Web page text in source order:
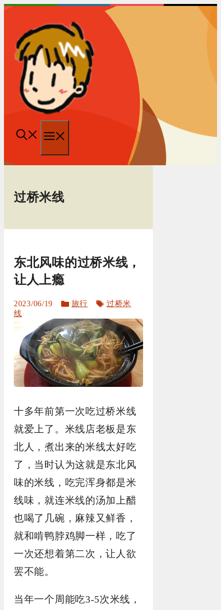
跳
单
过桥米线
东北风味的过桥米线，
让人上瘾
2023/06/19
分
旅行
标
过桥米
线
十多年前第一次吃过桥米线
就爱上了。米线店老板是东
北人，煮出来的米线太好吃
了，当时认为这就是东北风
味的米线，吃完浑身都是米
线味，就连米线的汤加上醋
也喝了几碗，麻辣又鲜香，
就和啃鸭脖鸡脚一样，吃了
一次还想着第二次，让人欲
罢不能。
当年一个周能吃3-5次米线，